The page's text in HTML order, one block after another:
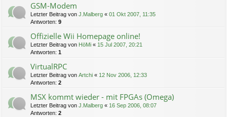
GSM-Modem
Letzter Beitrag von J.Malberg « 01 Okt 2007, 11:35
Antworten: 9
Offizielle Wii Homepage online!
Letzter Beitrag von HöMi « 15 Jul 2007, 20:21
Antworten: 1
VirtualRPC
Letzter Beitrag von Artchi « 12 Nov 2006, 12:33
Antworten: 2
MSX kommt wieder - mit FPGAs (Omega)
Letzter Beitrag von J.Malberg « 16 Sep 2006, 08:07
Antworten: 2